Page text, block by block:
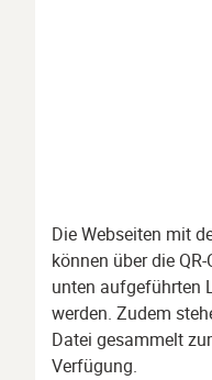
Die Webseiten mit
können über die
unten aufgeführten
werden. Zudem
Datei gesammelt
Verfügung.